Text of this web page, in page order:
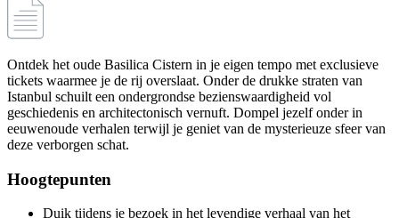
Ontdek het oude Basilica Cistern in je eigen tempo met exclusieve
tickets waarmee je de rij overslaat. Onder de drukke straten van
Istanbul schuilt een ondergrondse bezienswaardigheid vol
geschiedenis en architectonisch vernuft. Dompel jezelf onder in
eeuwenoude verhalen terwijl je geniet van de mysterieuze sfeer van
deze verborgen schat.
Hoogtepunten
Duik tijdens je bezoek in het levendige verhaal van het